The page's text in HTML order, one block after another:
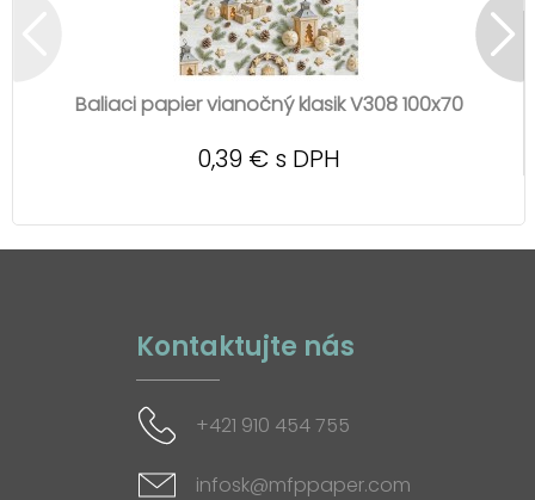
Baliaci papier vianočný klasik V308 100x70
0,39 € s DPH
Kontaktujte nás
+421 910 454 755
infosk@mfppaper.com